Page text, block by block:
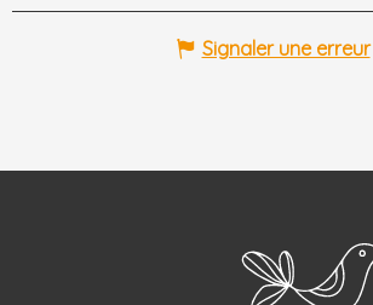
Signaler une erreur